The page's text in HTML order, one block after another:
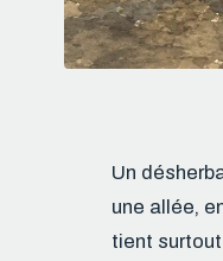
Un
une allée,
tient